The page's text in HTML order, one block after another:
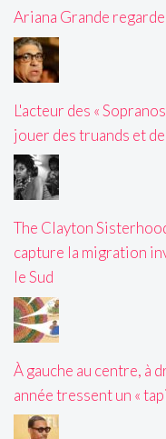
Ariana Grande
L'acteur des «
jouer des truands et
The Clayton
capture la migration
le Sud
À gauche au centre, à
année tressent un «